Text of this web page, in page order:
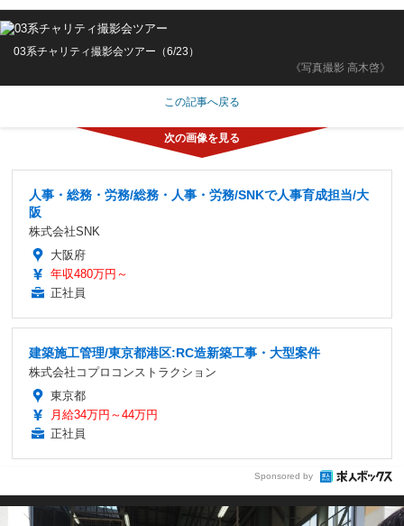
《写真撮影 高木啓》
03系チャリティ撮影会ツアー（6/23）
この記事へ戻る
人事・総務・労務/総務・人事・労務/SNKで人事育成担当/大
阪
株式会社SNK
大阪府
年収480万円～
正社員
建築施工管理/東京都港区:RC造新築工事・大型案件
株式会社コプロコンストラクション
東京都
月給34万円～44万円
正社員
Sponsored by